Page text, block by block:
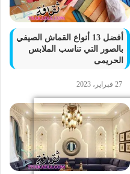
أفضل 13 أنواع القماش الصيفي
بالصور التي تناسب الملابس
الحريمى
27 فبراير، 2023